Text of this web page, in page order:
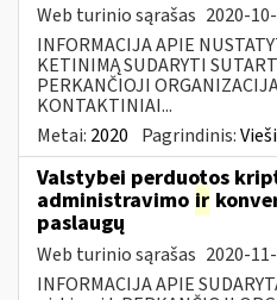
Web turinio sąrašas 2020-
INFORMACIJA APIE
KETINIMĄ SUDARYTI
PERKANČIOJI
KONTAKTINIAI...
Metai: 2020 Pagrindinis:
Valstybei perduotos
administravimo ir
paslaugų
Web turinio sąrašas 2020-
INFORMACIJA APIE